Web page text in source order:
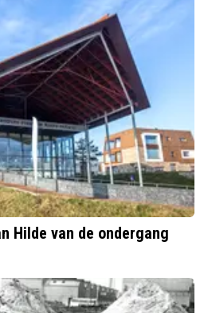
Hilde van de ondergang